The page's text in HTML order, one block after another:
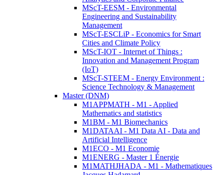
MScT-EESM - Environmental
Engineering and Sustainability
Management
MScT-ESCLiP - Economics for Smart
Cities and Climate Policy
MScT-IOT - Internet of Things :
Innovation and Management Program
(IoT)
MScT-STEEM - Energy Environment :
Science Technology & Management
Master (DNM)
M1APPMATH - M1 - Applied
Mathematics and statistics
M1BM - M1 Biomechanics
M1DATAAI - M1 Data AI - Data and
Artificial Intelligence
M1ECO - M1 Economie
M1ENERG - Master 1 Énergie
M1MATHJHADA - M1 - Mathematiques